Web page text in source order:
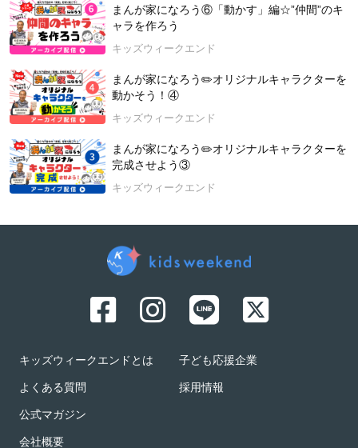
まんが家になろう⑥「動かす」編☆”仲間”のキ
ャラを作ろう
キッズウィークエンド
まんが家になろう✏️オリジナルキャラクターを
動かそう！④
キッズウィークエンド
まんが家になろう✏️オリジナルキャラクターを
完成させよう③
キッズウィークエンド
キッズウィークエンドとは
よくある質問
公式マガジン
会社概要
子ども応援企業
採用情報